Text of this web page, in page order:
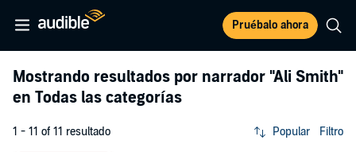
Pruébalo ahora
Mostrando resultados por narrador "Ali Smith"
en Todas las categorías
1 - 11 of 11 resultado Popular Filtro